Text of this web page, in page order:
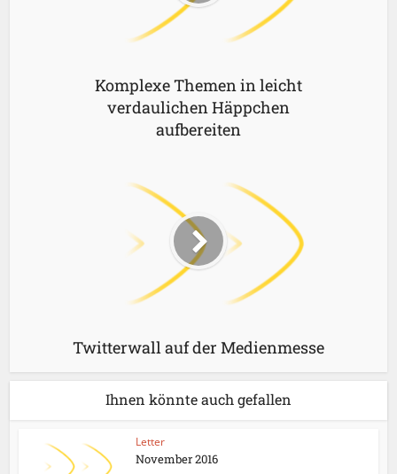
Komplexe Themen in leicht
verdaulichen Häppchen
aufbereiten
Twitterwall auf der Medienmesse
Ihnen könnte auch gefallen
Letter
November 2016